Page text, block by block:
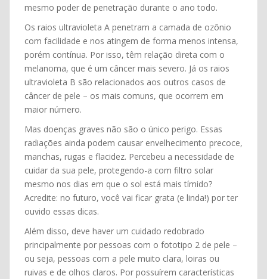
mesmo poder de penetração durante o ano todo.
Os raios ultravioleta A penetram a camada de ozônio
com facilidade e nos atingem de forma menos intensa,
porém contínua. Por isso, têm relação direta com o
melanoma, que é um câncer mais severo. Já os raios
ultravioleta B são relacionados aos outros casos de
câncer de pele – os mais comuns, que ocorrem em
maior número.
Mas doenças graves não são o único perigo. Essas
radiações ainda podem causar envelhecimento precoce,
manchas, rugas e flacidez. Percebeu a necessidade de
cuidar da sua pele, protegendo-a com filtro solar
mesmo nos dias em que o sol está mais tímido?
Acredite: no futuro, você vai ficar grata (e linda!) por ter
ouvido essas dicas.
Além disso, deve haver um cuidado redobrado
principalmente por pessoas com o fototipo 2 de pele –
ou seja, pessoas com a pele muito clara, loiras ou
ruivas e de olhos claros. Por possuírem características